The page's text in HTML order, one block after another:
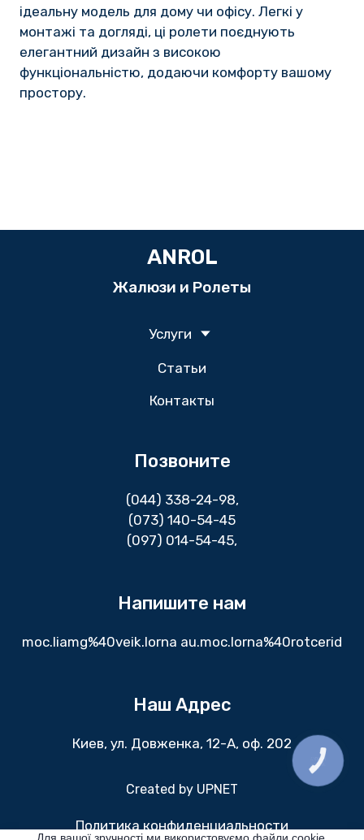
ідеальну модель для дому чи офісу. Легкі у
монтажі та догляді, ці ролети поєднують
елегантний дизайн з високою
функціональністю, додаючи комфорту вашому
простору.
ANROL
Жалюзи и Ролеты
Услуги
Статьи
Контакты
Позвоните
(044) 338-24-98,
(073) 140-54-45
(097) 014-54-45,
Напишите нам
moc.liamg%40veik.lorna au.moc.lorna%40rotcerid
Наш Адрес
Киев, ул. Довженка, 12-А, оф. 202
Created by UPNET
Политика конфиденциальности
КНОПКА
ЗВ'ЯЗКУ